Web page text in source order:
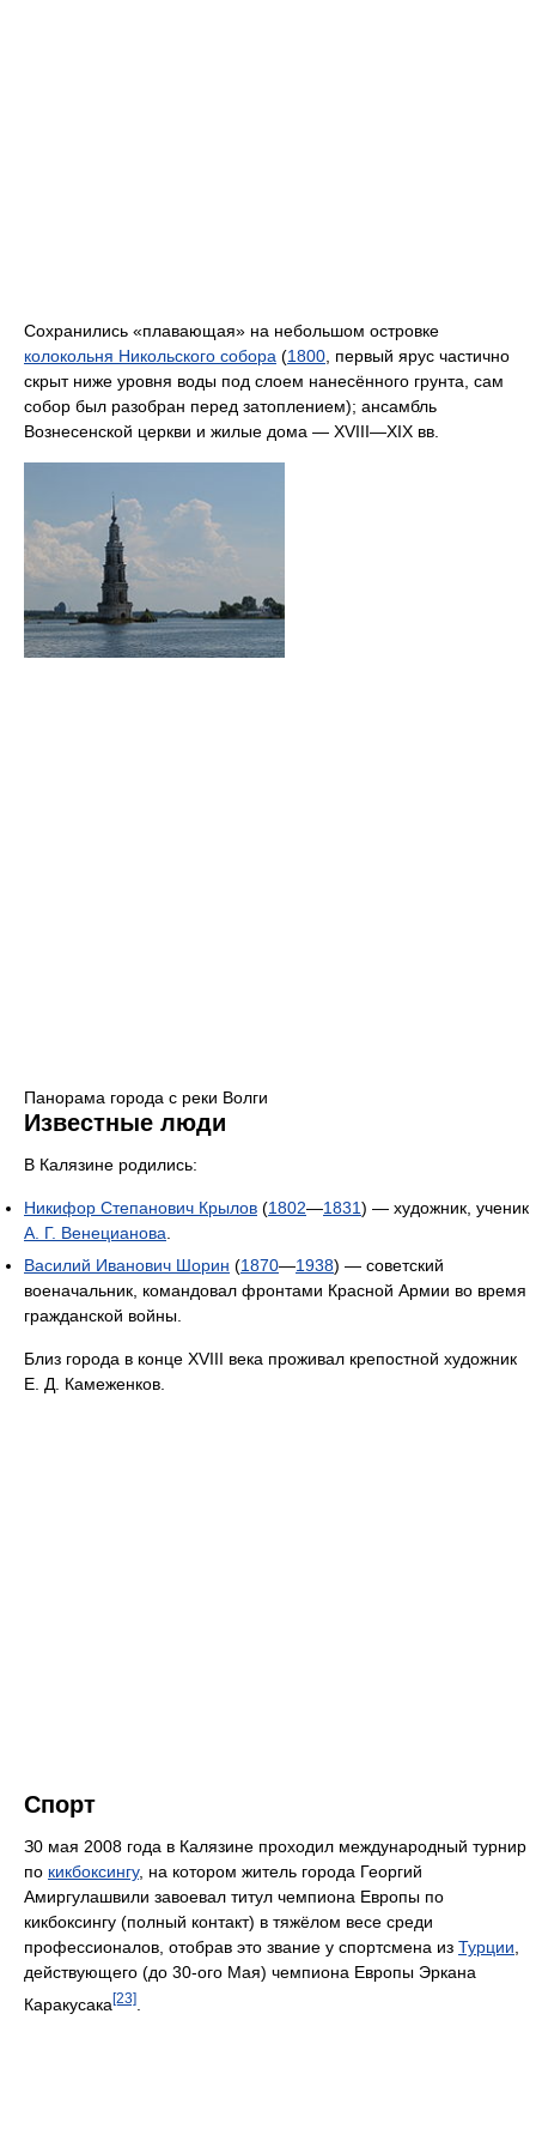
Сохранились «плавающая» на небольшом островке
колокольня Никольского собора (1800 , первый ярус частично
скрыт ниже уровня воды под слоем нанесённого грунта, сам
собор был разобран перед затоплением); ансамбль
Вознесенской церкви и жилые дома — XVIII—XIX вв.
Панорама города с реки Волги
Известные люди
В Калязине родились:
Никифор Степанович Крылов (1802—1831) — художник, ученик
А. Г. Венецианова
Василий Иванович Шорин (1870—1938) — советский
военачальник, командовал фронтами Красной Армии во время
гражданской войны.
Близ города в конце XVIII века проживал крепостной художник
Е. Д. Камеженков.
Спорт
З0 мая 2008 года в Калязине проходил международный турнир
по кикбоксингу, на котором житель города Георгий
Амиргулашвили завоевал титул чемпиона Европы по
кикбоксингу (полный контакт) в тяжёлом весе среди
профессионалов, отобрав это звание у спортсмена из Турции
действующего (до 30-ого Мая) чемпиона Европы Эркана
Каракусака [23]